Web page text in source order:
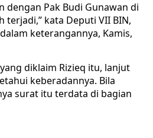
dengan Pak Budi Gunawan di
terjadi,” kata Deputi VII BIN,
keterangannya, Kamis,
diklaim Rizieq itu, lanjut
keberadannya. Bila
surat itu terdata di bagian